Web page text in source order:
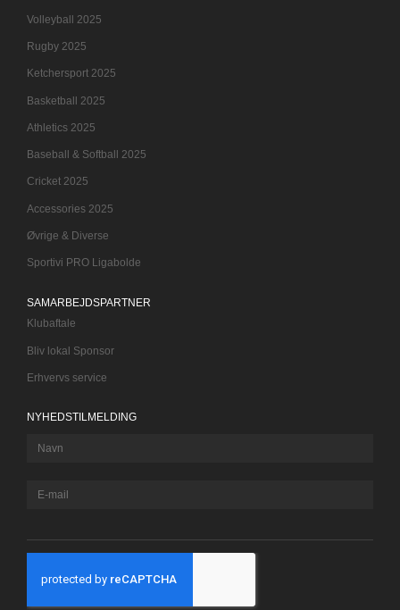
Volleyball 2025
Rugby 2025
Ketchersport 2025
Basketball 2025
Athletics 2025
Baseball & Softball 2025
Cricket 2025
Accessories 2025
Øvrige & Diverse
Sportivi PRO Ligabolde
SAMARBEJDSPARTNER
Klubaftale
Bliv lokal Sponsor
Erhvervs service
NYHEDSTILMELDING